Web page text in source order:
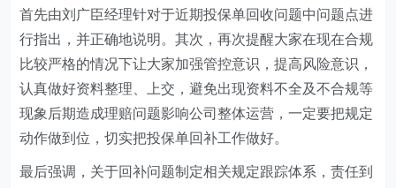
首先由刘广臣经理针对于近期投保单回收问题中问题点进
行指出，并正确地说明。其次，再次提醒大家在现在合规
比较严格的情况下让大家加强管控意识，提高风险意识，
认真做好资料整理、上交 ，避免出现资料不全及不合规等
现象 后期造成理赔问题影响公司整体运营 ，一定要把规定
动作做到位，切实把投保单回补工作做好。
最后强调，关于回补问题制定相关规定跟踪体系，责任到